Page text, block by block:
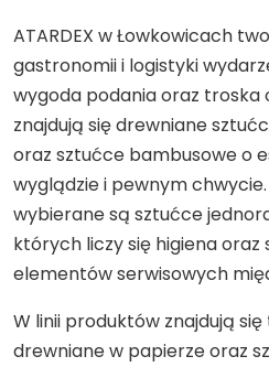
ATARDEX w Łowkowicach
gastronomii i logistyki
wygoda podania oraz troska
znajdują się drewniane
oraz sztućce bambusowe o
wyglądzie i pewnym
wybierane są sztućce
których liczy się higiena oraz
elementów serwisowych
W linii produktów znajdują
drewniane w papierze oraz